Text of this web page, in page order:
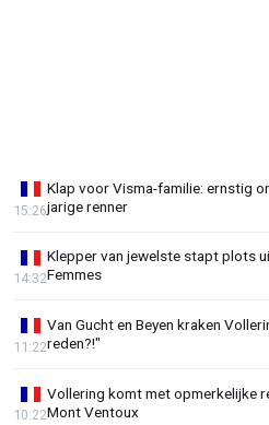
Klap voor Visma-familie: ernstig
jarige renner
15:26
Klepper van jewelste stapt plots
Femmes
14:32
Van Gucht en Beyen kraken
reden?!"
11:22
Vollering komt met opmerkelijke
Mont Ventoux
10:22